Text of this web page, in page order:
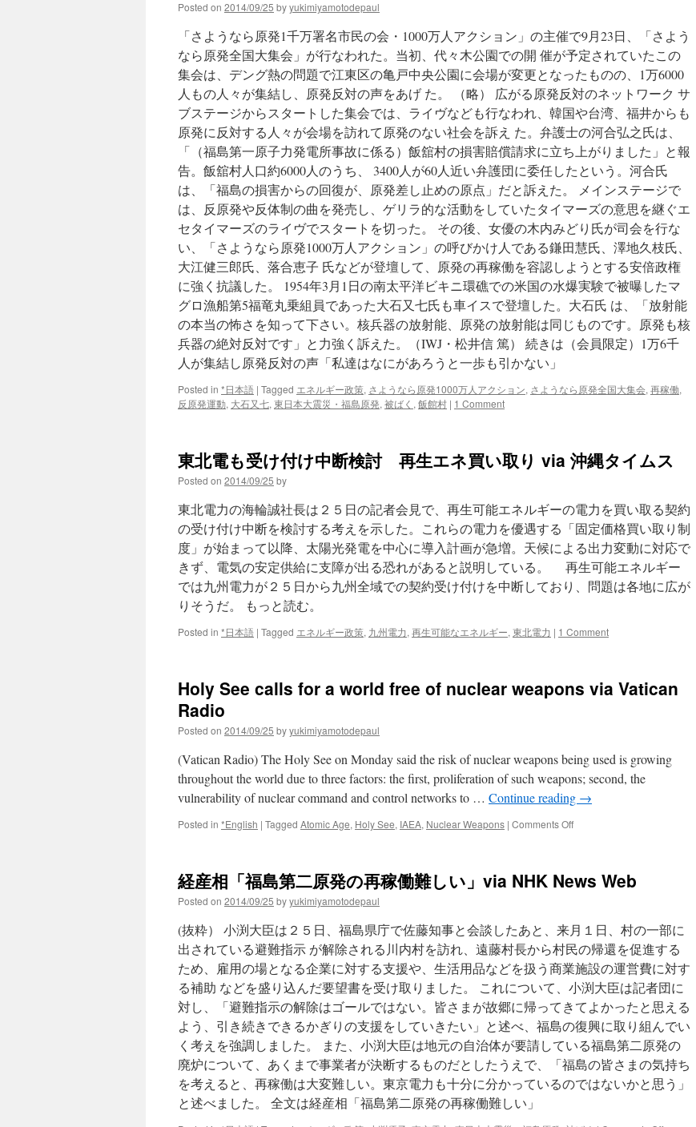
準
値
に
し
な
via
J-
News
nuclear
revival
via
RT
Posted on 2014/09/25 byyukimiyamotodepaul
「さようなら原発1千万署名市民の会・1000万人アクション」の主催で9月23日、「さよう
なら原発全国大集会」が行なわれた。当初、代々木公園での開 催が予定されていたこの
集会は、デング熱の問題で江東区の亀戸中央公園に会場が変更となったものの、1万6000
人もの人々が集結し、原発反対の声をあげ た。 （略） 広がる原発反対のネットワーク サ
ブステージからスタートした集会では、ライヴなども行なわれ、韓国や台湾、福井からも
原発に反対する人々が会場を訪れて原発のない社会を訴え た。弁護士の河合弘之氏は、
「（福島第一原子力発電所事故に係る）飯舘村の損害賠償請求に立ち上がりました」と報
告。飯舘村人口約6000人のうち、 3400人が60人近い弁護団に委任したという。河合氏
は、「福島の損害からの回復が、原発差し止めの原点」だと訴えた。 メインステージで
は、反原発や反体制の曲を発売し、ゲリラ的な活動をしていたタイマーズの意思を継ぐエ
セタイマーズのライヴでスタートを切った。 その後、女優の木内みどり氏が司会を行な
い、「さようなら原発1000万人アクション」の呼びかけ人である鎌田慧氏、澤地久枝氏、
大江健三郎氏、落合恵子 氏などが登壇して、原発の再稼働を容認しようとする安倍政権
に強く抗議した。 1954年3月1日の南太平洋ビキニ環礁での米国の水爆実験で被曝したマ
グロ漁船第5福竜丸乗組員であった大石又七氏も車イスで登壇した。大石氏 は、「放射能
の本当の怖さを知って下さい。核兵器の放射能、原発の放射能は同じものです。原発も核
兵器の絶対反対です」と力強く訴えた。（IWJ・松井信 篤） 続きは（会員限定）1万6千
人が集結し原発反対の声「私達はなにがあろうと一歩も引かない」
Posted in *日本語 | Tagged エネルギー政策, さようなら原発1000万人アクション, さようなら原発全国大集会, 再稼働,
反原発運動, 大石又七, 東日本大震災・福島原発, 被ばく , 飯館村 | 1 Comment
東北電も受け付け中断検討 再生エネ買い取り via 沖縄タイムス
Posted on 2014/09/25 by
東北電力の海輪誠社長は２５日の記者会見で、再生可能エネルギーの電力を買い取る契約
の受け付け中断を検討する考えを示した。これらの電力を優遇する「固定価格買い取り制
度」が始まって以降、太陽光発電を中心に導入計画が急増。天候による出力変動に対応で
きず、電気の安定供給に支障が出る恐れがあると説明している。 再生可能エネルギー
では九州電力が２５日から九州全域での契約受け付けを中断しており、問題は各地に広が
りそうだ。 もっと読む。
Posted in *日本語 | Tagged エネルギー政策, 九州電力, 再生可能なエネルギー, 東北電力 | 1 Comment
Holy See calls for a world free of nuclear weapons via Vatican
Radio
Posted on 2014/09/25 byyukimiyamotodepaul
(Vatican Radio) The Holy See on Monday said the risk of nuclear weapons being used is growing
throughout the world due to three factors: the first, proliferation of such weapons; second, the
vulnerability of nuclear command and control networks to … Continue reading →
Posted in *English | Tagged Atomic Age, Holy See, IAEA, Nuclear Weapons | Comments Offon
for
free
of
nuclear
weapons
via
Vatican
Radio
経産相「福島第二原発の再稼働難しい」via NHK News Web
Posted on 2014/09/25 byyukimiyamotodepaul
(抜粋） 小渕大臣は２５日、福島県庁で佐藤知事と会談したあと、来月１日、村の一部に
出されている避難指示 が解除される川内村を訪れ、遠藤村長から村民の帰還を促進する
ため、雇用の場となる企業に対する支援や、生活用品などを扱う商業施設の運営費に対す
る補助 などを盛り込んだ要望書を受け取りました。 これについて、小渕大臣は記者団に
対し、「避難指示の解除はゴールではない。皆さまが故郷に帰ってきてよかったと思える
よう、引き続きできるかぎりの支援をしていきたい」と述べ、福島の復興に取り組んでい
く考えを強調しました。 また、小渕大臣は地元の自治体が要請している福島第二原発の
廃炉について、あくまで事業者が決断するものだとしたうえで、「福島の皆さまの気持ち
を考えると、再稼働は大変難しい。東京電力も十分に分かっているのではないかと思う」
と述べました。 全文は経産相「福島第二原発の再稼働難しい」